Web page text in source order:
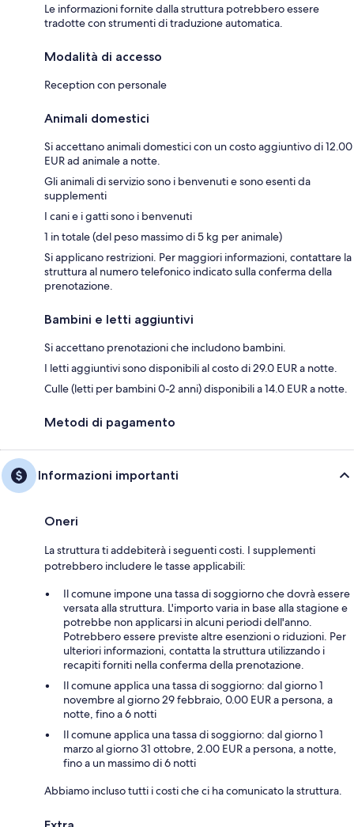
Le informazioni fornite dalla struttura potrebbero essere
tradotte con strumenti di traduzione automatica.
Modalità di accesso
Reception con personale
Animali domestici
Si accettano animali domestici con un costo aggiuntivo di 12.00
EUR ad animale a notte.
Gli animali di servizio sono i benvenuti e sono esenti da
supplementi
I cani e i gatti sono i benvenuti
1 in totale (del peso massimo di 5 kg per animale)
Si applicano restrizioni. Per maggiori informazioni, contattare la
struttura al numero telefonico indicato sulla conferma della
prenotazione.
Bambini e letti aggiuntivi
Si accettano prenotazioni che includono bambini.
I letti aggiuntivi sono disponibili al costo di 29.0 EUR a notte.
Culle (letti per bambini 0-2 anni) disponibili a 14.0 EUR a notte.
Metodi di pagamento
Informazioni importanti
Oneri
La struttura ti addebiterà i seguenti costi. I supplementi
potrebbero includere le tasse applicabili:
Il comune impone una tassa di soggiorno che dovrà essere
versata alla struttura. L'importo varia in base alla stagione e
potrebbe non applicarsi in alcuni periodi dell'anno.
Potrebbero essere previste altre esenzioni o riduzioni. Per
ulteriori informazioni, contatta la struttura utilizzando i
recapiti forniti nella conferma della prenotazione.
Il comune applica una tassa di soggiorno: dal giorno 1
novembre al giorno 29 febbraio, 0.00 EUR a persona, a
notte, fino a 6 notti
Il comune applica una tassa di soggiorno: dal giorno 1
marzo al giorno 31 ottobre, 2.00 EUR a persona, a notte,
fino a un massimo di 6 notti
Abbiamo incluso tutti i costi che ci ha comunicato la struttura.